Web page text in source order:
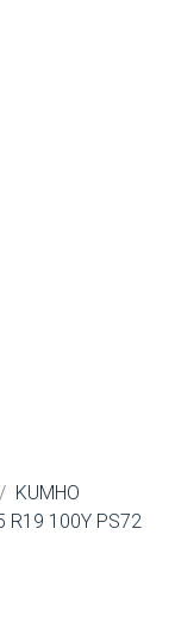
KUMHO
R19 100Y PS72